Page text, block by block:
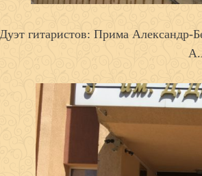
Дуэт гитаристов: Прима